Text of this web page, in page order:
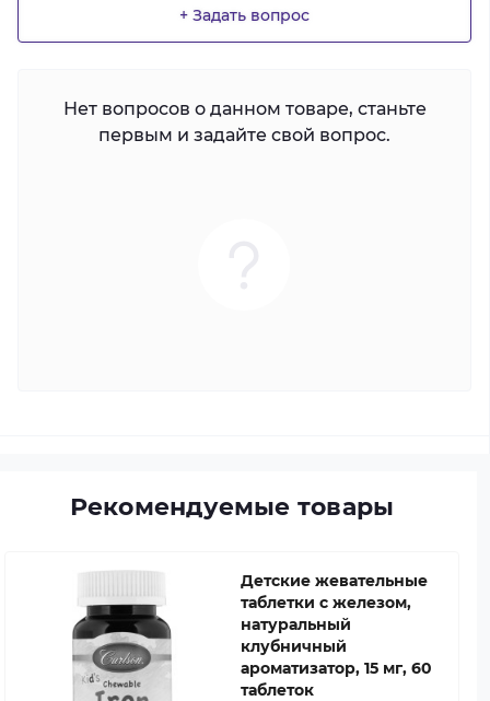
+ Задать вопрос
Нет вопросов о данном товаре, станьте
первым и задайте свой вопрос.
Рекомендуемые товары
Детские жевательные
таблетки с железом,
натуральный
клубничный
ароматизатор, 15 мг, 60
таблеток